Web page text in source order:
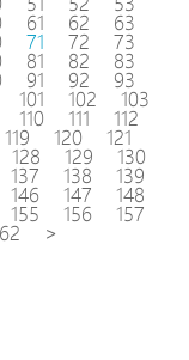
61 62 63
71 72 73
81 82 83
91 92 93
101 102 103
110 111 112
119 120 121
128 129 130
137 138 139
146 147 148
155 156 157
>